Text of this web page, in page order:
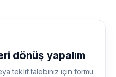
dönüş yapalım
teklif talebiniz için formu